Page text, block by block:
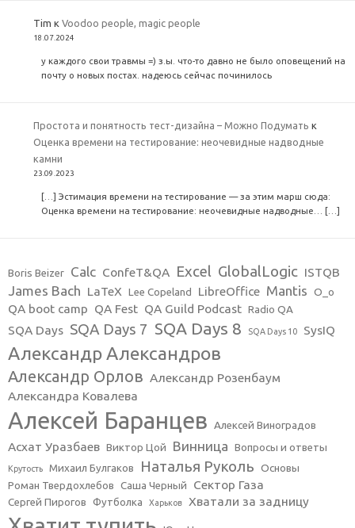
Tim кVoodoo people, magic people
18.07.2024
у каждого свои травмы =) з.ы. что-то давно не было оповещений на
почту о новых постах. надеюсь сейчас починилось
Простота и понятность тест-дизайна – Можно Подумать к
Оценка времени на тестирование: неочевидные надводные
камни
23.09.2023
[…] Эстимация времени на тестирование — за этим марш сюда:
Оценка времени на тестирование: неочевидные надводные… […]
Boris Beizer Calc ConfeT&QA Excel GlobalLogic ISTQB
James Bach LaTeX Lee Copeland LibreOffice Mantis O_o
QA boot camp QA Fest QA Guild Podcast Radio QA
SQA Days SQA Days 7 SQA Days 8 SQA Days 10 SysIQ
Александр Александров
Александр Орлов Александр Розенбаум
Александра Ковалева
Алексей Баранцев Алексей Виноградов
Асхат Уразбаев Виктор Цой Винница Вопросы и ответы
Крутость Михаил Булгаков Наталья Руколь Основы
Роман Твердохлебов Саша Черный Сектор Газа
Сергей Пирогов Футболка Харьков Хватали за задницу